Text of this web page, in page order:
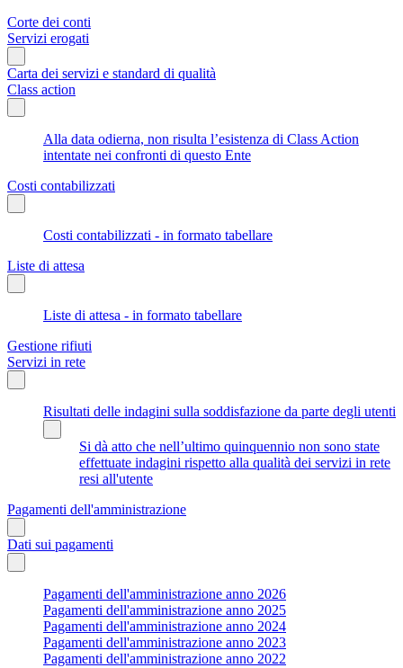
Corte dei conti
Servizi erogati
Carta dei servizi e standard di qualità
Class action
Alla data odierna, non risulta l’esistenza di Class Action
intentate nei confronti di questo Ente
Costi contabilizzati
Costi contabilizzati - in formato tabellare
Liste di attesa
Liste di attesa - in formato tabellare
Gestione rifiuti
Servizi in rete
Risultati delle indagini sulla soddisfazione da parte degli utenti
Si dà atto che nell’ultimo quinquennio non sono state
effettuate indagini rispetto alla qualità dei servizi in rete
resi all'utente
Pagamenti dell'amministrazione
Dati sui pagamenti
Pagamenti dell'amministrazione anno 2026
Pagamenti dell'amministrazione anno 2025
Pagamenti dell'amministrazione anno 2024
Pagamenti dell'amministrazione anno 2023
Pagamenti dell'amministrazione anno 2022